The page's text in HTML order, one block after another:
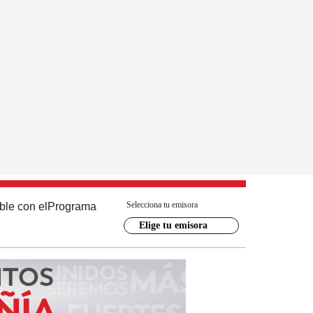
con el Programa Selecciona tu emisora
Elige tu emisora